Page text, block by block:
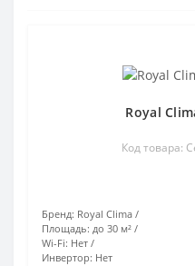
Royal
Код товара:
Бренд: Royal Clima
Площадь: до 30 м²
Wi-Fi: Нет
Инвертор: Нет